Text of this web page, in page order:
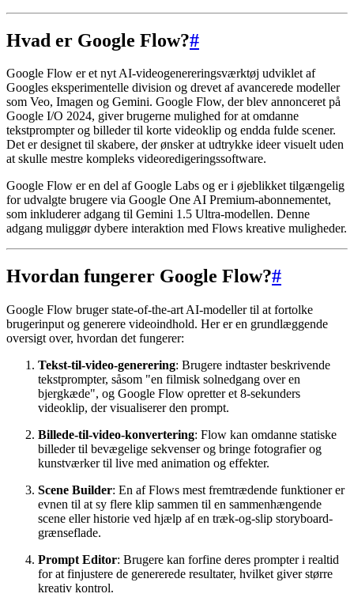
Hvad er Google Flow?#
Google Flow er et nyt AI-videogenereringsværktøj udviklet af
Googles eksperimentelle division og drevet af avancerede modeller
som Veo, Imagen og Gemini. Google Flow, der blev annonceret på
Google I/O 2024, giver brugerne mulighed for at omdanne
tekstprompter og billeder til korte videoklip og endda fulde scener.
Det er designet til skabere, der ønsker at udtrykke ideer visuelt uden
at skulle mestre kompleks videoredigeringssoftware.
Google Flow er en del af Google Labs og er i øjeblikket tilgængelig
for udvalgte brugere via Google One AI Premium-abonnementet,
som inkluderer adgang til Gemini 1.5 Ultra-modellen. Denne
adgang muliggør dybere interaktion med Flows kreative muligheder.
Hvordan fungerer Google Flow?#
Google Flow bruger state-of-the-art AI-modeller til at fortolke
brugerinput og generere videoindhold. Her er en grundlæggende
oversigt over, hvordan det fungerer:
Tekst-til-video-generering: Brugere indtaster beskrivende
tekstprompter, såsom "en filmisk solnedgang over en
bjergkæde", og Google Flow opretter et 8-sekunders
videoklip, der visualiserer den prompt.
Billede-til-video-konvertering: Flow kan omdanne statiske
billeder til bevægelige sekvenser og bringe fotografier og
kunstværker til live med animation og effekter.
Scene Builder: En af Flows mest fremtrædende funktioner er
evnen til at sy flere klip sammen til en sammenhængende
scene eller historie ved hjælp af en træk-og-slip storyboard-
grænseflade.
Prompt Editor: Brugere kan forfine deres prompter i realtid
for at finjustere de genererede resultater, hvilket giver større
kreativ kontrol.